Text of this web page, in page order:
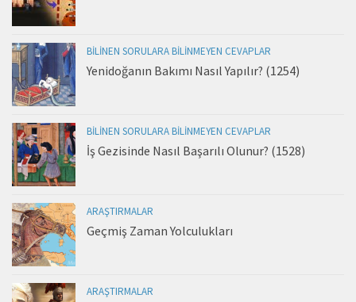
BILINEN SORULARA BILINMEYEN CEVAPLAR
Yenidoğanın Bakımı Nasıl Yapılır? (1254)
BILINEN SORULARA BILINMEYEN CEVAPLAR
İş Gezisinde Nasıl Başarılı Olunur? (1528)
ARAŞTIRMALAR
Geçmiş Zaman Yolculukları
ARAŞTIRMALAR